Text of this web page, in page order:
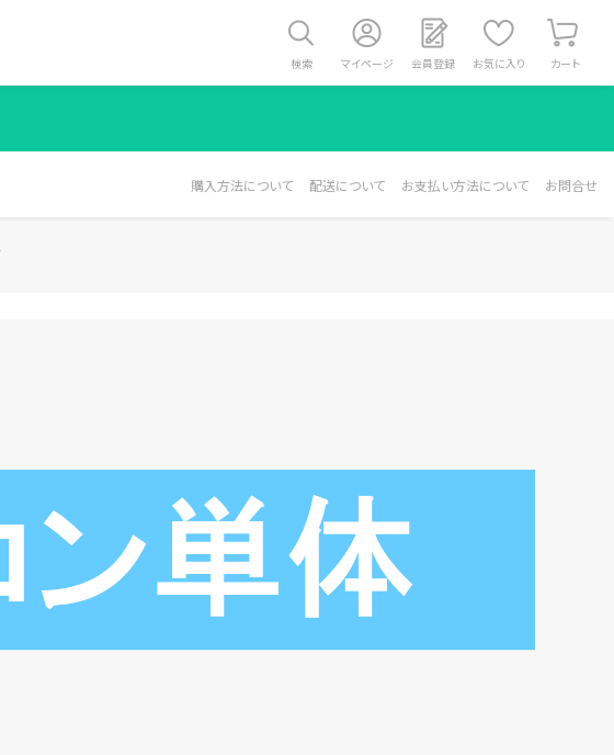
検索 マイページ 会員登録 お気に入り カート
購入方法について 配送について お支払い方法について お問合せ